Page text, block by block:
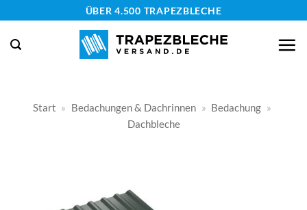
springen
ÜBER 4.500 TRAPEZBLECHE
Start » Bedachungen & Dachrinnen » Bedachung »
Dachbleche